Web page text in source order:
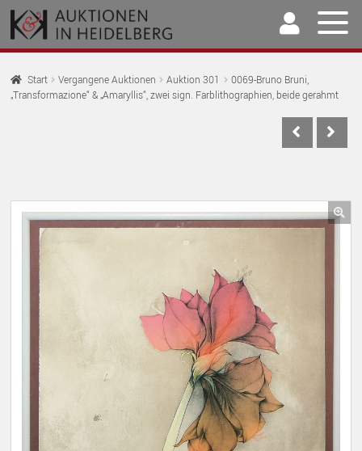
Zur
Navigation
springen
Springe
zum
Inhalt
Home
Unser Team
Kontakt
Start Vergangene Auktionen Auktion 301
0069-Bruno Bruni,
„Transformazione“ & „Amaryllis“, zwei sign. Farblithographien, beide gerahmt